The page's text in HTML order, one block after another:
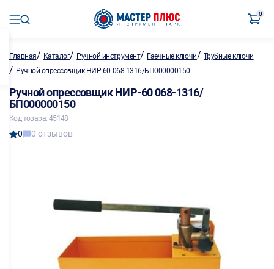
0
Главная/ Каталог/ Ручной инструмент/ Гаечные ключи/ Трубные ключи
/ Ручной опрессовщик НИР-60 068-1316/БП000000150
Ручной опрессовщик НИР-60 068-1316/
БП000000150
Код товара: 45148
0 0 отзывов